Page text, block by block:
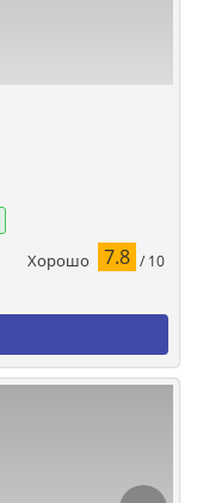
Хорошо 7.8 / 10